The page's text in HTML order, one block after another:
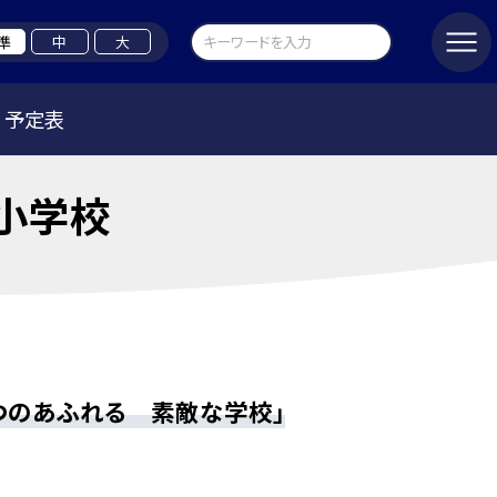
中 大
予定表
学校
あふれる 素敵な学校」